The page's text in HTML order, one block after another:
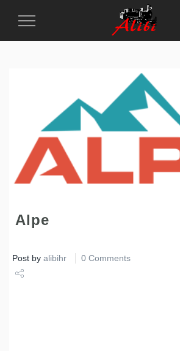
Toggle
Alpe
Post by alibihr 0 Comments